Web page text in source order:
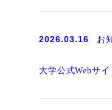
2026.03.16 お
大学公式Webサ